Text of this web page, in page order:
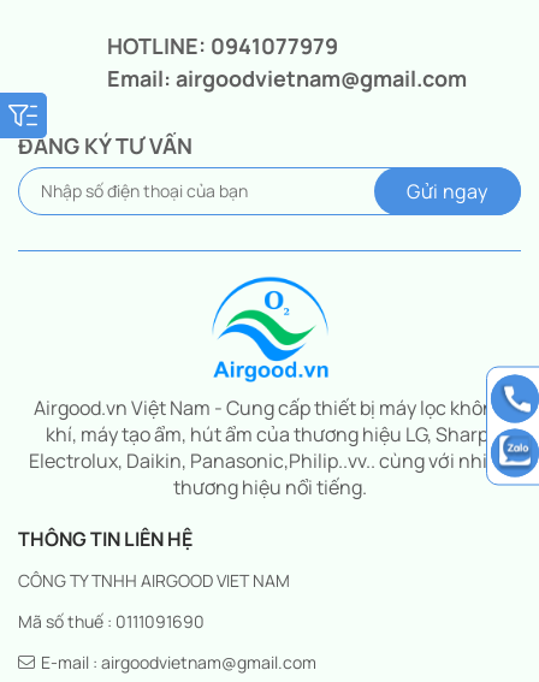
HOTLINE: 0941077979
Email: airgoodvietnam@gmail.com
ĐĂNG KÝ TƯ VẤN
Airgood.vn Việt Nam - Cung cấp thiết bị máy lọc không
khí, máy tạo ẩm, hút ẩm của thương hiệu LG, Sharp,
Electrolux, Daikin, Panasonic,Philip..vv.. cùng với nhiều
thương hiệu nổi tiếng.
THÔNG TIN LIÊN HỆ
CÔNG TY TNHH AIRGOOD VIET NAM
Mã số thuế : 0111091690
E-mail : airgoodvietnam@gmail.com